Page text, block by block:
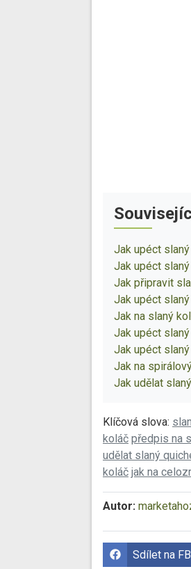
Jak upéct
Jak upéct
Jak připravit
Jak upéct
Jak na slaný
Jak upéct
Jak upéct
Jak na
Jak udělat
Klíčová slova:
koláč předpis na
udělat slaný
koláč jak na
Autor:
Sdílet na FB